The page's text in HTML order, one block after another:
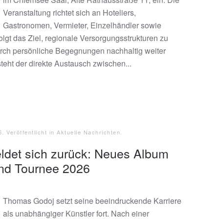
Veranstaltung richtet sich an Hoteliers,
Gastronomen, Vermieter, Einzelhändler sowie
das Ziel, regionale Versorgungsstrukturen zu
persönliche Begegnungen nachhaltig weiter
der direkte Austausch zwischen...
. Veröffentlicht in Aktuelle Nachrichten
sich zurück: Neues Album
Tournee 2026
Thomas Godoj setzt seine beeindruckende Karriere
als unabhängiger Künstler fort. Nach einer